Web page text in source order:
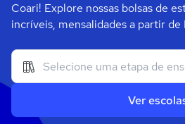
Coari! Explore nossas bolsas de
incríveis, mensalidades a partir de
Ver